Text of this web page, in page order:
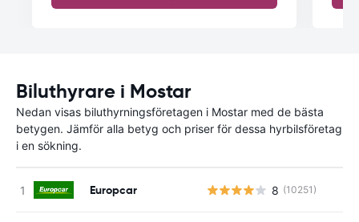
Biluthyrare i Mostar
Nedan visas biluthyrningsföretagen i Mostar med de bästa
betygen. Jämför alla betyg och priser för dessa hyrbilsföretag
i en sökning.
Europcar 8 (10251)